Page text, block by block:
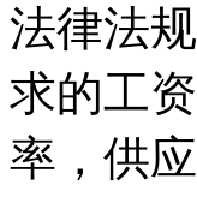
法律法
求的工
率，供